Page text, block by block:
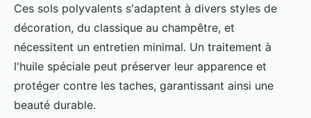
Ces sols polyvalents s'adaptent à divers styles de
décoration, du classique au champêtre, et
nécessitent un entretien minimal. Un traitement à
l'huile spéciale peut préserver leur apparence et
protéger contre les taches, garantissant ainsi une
beauté durable.